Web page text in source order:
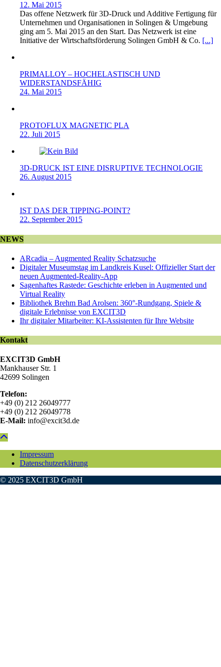
12. Mai 2015
Das offene Netzwerk für 3D-Druck und Additive Fertigung für
Unternehmen und Organisationen in Solingen & Umgebung
ging am 5. Mai 2015 an den Start. Das Netzwerk ist eine
Initiative der Wirtschaftsförderung Solingen GmbH & Co. [...]
PRIMALLOY – HOCHELASTISCH UND
WIDERSTANDSFÄHIG
24. Mai 2015
PROTOFLUX MAGNETIC PLA
22. Juli 2015
3D-DRUCK IST EINE DISRUPTIVE TECHNOLOGIE
26. August 2015
IST DAS DER TIPPING-POINT?
22. September 2015
NEWS
ARcadia – Augmented Reality Schatzsuche
Digitaler Museumstag im Landkreis Kusel: Offizieller Start der
neuen Augmented-Reality-App
Sagenhaftes Rastede: Geschichte erleben in Augmented und
Virtual Reality
Bibliothek Brehm Bad Arolsen: 360°-Rundgang, Spiele &
digitale Erlebnisse von EXCIT3D
Ihr digitaler Mitarbeiter: KI-Assistenten für Ihre Website
Kontakt
EXCIT3D GmbH
Mankhauser Str. 1
42699 Solingen
Telefon:
+49 (0) 212 26049777
+49 (0) 212 26049778
E-Mail: info@excit3d.de
Impressum
Datenschutzerklärung
© 2025 EXCIT3D GmbH